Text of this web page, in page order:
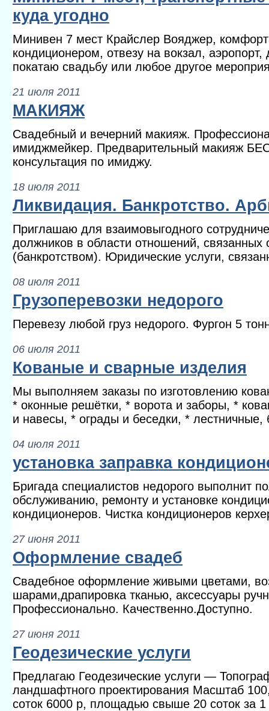
куда угодно
Минивен 7 мест Крайслер Вояджер,
кондиционером, отвезу на вокзал, аэропорт,
покатаю свадьбу или любое другое
21 июля 2011
МАКИЯЖ
Свадебный и вечерний макияж.
имиджмейкер. Предварительный макияж
консультация по имиджу.
18 июля 2011
Ликвидация. Банкротство.
Приглашаю для взаимовыгодного
должников в области отношений, связанных
(банкротством). Юридические услуги,
08 июля 2011
Грузоперевозки недорого
Перевезу любой груз недорого. Фургон 5
06 июля 2011
Кованые и сварные изделия
Мы выполняем заказы по изготовлению
* оконные решётки, * ворота и заборы, *
и навесы, * ограды и беседки, * лестничные,
04 июля 2011
установка заправка
Бригада специалистов недорого выполнит
обслуживанию, ремонту и установке
кондиционеров. Чистка кондиционеров
27 июня 2011
Оформление свадеб
Свадебное оформление живыми цветами,
шарами,драпировка тканью, аксессуары
Профессионально. Качественно.Доступно.
27 июня 2011
Геодезические услуги
Предлагаю Геодезические услуги —
ландшафтного проектирования Масштаб
соток 6000 р, площадью свыше 20 соток за 1